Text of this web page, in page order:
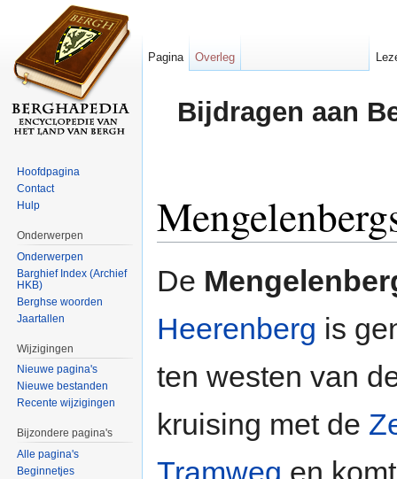
Bijdragen aan
De
Heerenberg is
ten westen van
kruising met de
Tramweg en
Pagina Overleg
Hoofdpagina
Contact
Hulp
Onderwerpen
Onderwerpen
Barghief Index (Archief
HKB)
Berghse woorden
Jaartallen
Wijzigingen
Nieuwe pagina's
Nieuwe bestanden
Recente wijzigingen
Bijzondere pagina's
Alle pagina's
Beginnetjes